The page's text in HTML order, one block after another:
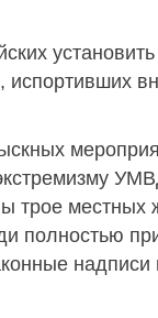
трое местных
полностью
надписи